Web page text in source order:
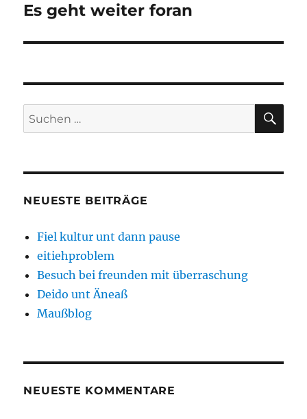
Nächster
Es geht weiter foran
Suchen
nach:
NEUESTE BEITRÄGE
Fiel kultur unt dann pause
eitiehproblem
Besuch bei freunden mit überraschung
Deido unt Äneaß
Maußblog
NEUESTE KOMMENTARE